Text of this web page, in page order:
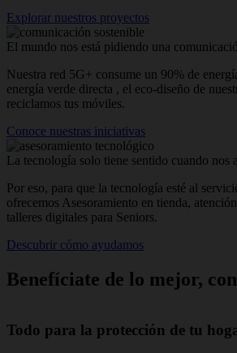
Explorar nuestros proyectos
El mundo nos está pidiendo una
Nuestra red 5G+ consume un 90% de
energía verde directa , el eco-diseño de
reciclamos tus móviles.
Conoce nuestras iniciativas
La tecnología solo tiene sentido cuando nos
Por eso, para que la tecnología esté al
ofrecemos Asesoramiento en tienda,
talleres digitales para Seniors.
Descubrir cómo ayudamos
Benefíciate de lo mejor,
Todo para la protección de tu